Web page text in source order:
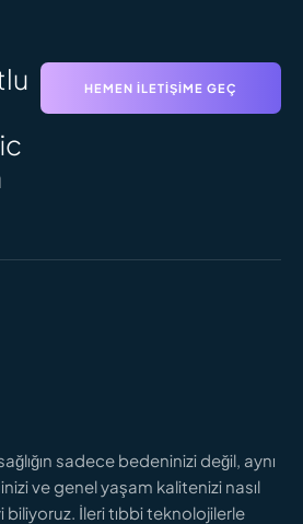
HEMEN İLETIŞIME GEÇ
sadece bedeninizi değil, aynı
ve genel yaşam kalitenizi nasıl
biliyoruz. İleri tıbbi teknolojilerle